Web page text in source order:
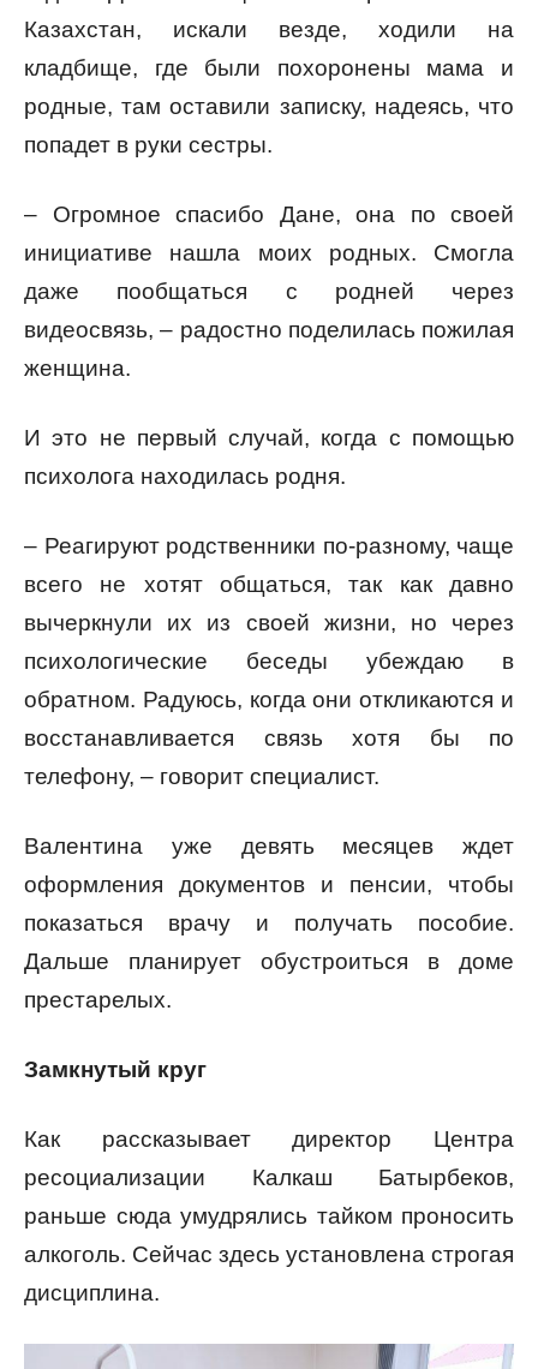
Казахстан, искали везде, ходили на
кладбище, где были похоронены мама и
родные, там оставили записку, надеясь, что
попадет в руки сестры.
– Огромное спасибо Дане, она по своей
инициативе нашла моих родных. Смогла
даже пообщаться с родней через
видеосвязь, – радостно поделилась пожилая
женщина.
И это не первый случай, когда с помощью
психолога находилась родня.
– Реагируют родственники по-разному, чаще
всего не хотят общаться, так как давно
вычеркнули их из своей жизни, но через
психологические беседы убеждаю в
обратном. Радуюсь, когда они откликаются и
восстанавливается связь хотя бы по
телефону, – говорит специалист.
Валентина уже девять месяцев ждет
оформления документов и пенсии, чтобы
показаться врачу и получать пособие.
Дальше планирует обустроиться в доме
престарелых.
Замкнутый круг
Как рассказывает директор Центра
ресоциализации Калкаш Батырбеков,
раньше сюда умудрялись тайком проносить
алкоголь. Сейчас здесь установлена строгая
дисциплина.